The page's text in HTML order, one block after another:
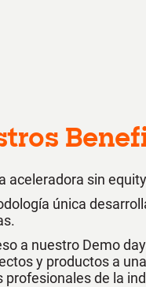
aceleradora sin
única
a nuestro Demo
y productos a
profesionales de la